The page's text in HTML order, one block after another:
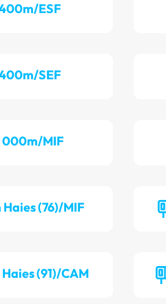
ESF
SEF
000m/MIF
(76)/MIF
Haies (91)/CAM